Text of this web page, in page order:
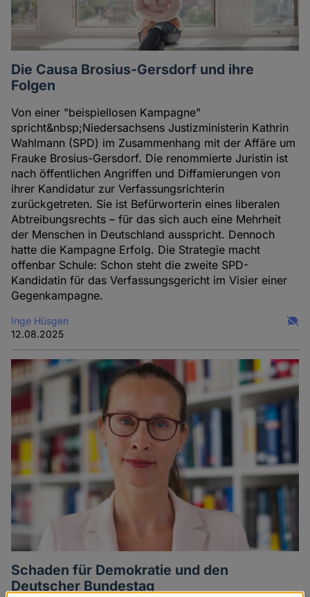
Die Causa Brosius-Gersdorf und ihre
Folgen
Von einer "beispiellosen Kampagne"
spricht&nbsp;Niedersachsens Justizministerin Kathrin
Wahlmann (SPD) im Zusammenhang mit der Affäre um
Frauke Brosius-Gersdorf. Die renommierte Juristin ist
nach öffentlichen Angriffen und Diffamierungen von
ihrer Kandidatur zur Verfassungsrichterin
zurückgetreten. Sie ist Befürworterin eines liberalen
Abtreibungsrechts – für das sich auch eine Mehrheit
der Menschen in Deutschland ausspricht. Dennoch
hatte die Kampagne Erfolg. Die Strategie macht
offenbar Schule: Schon steht die zweite SPD-
Kandidatin für das Verfassungsgericht im Visier einer
Gegenkampagne.
Inge Hüsgen
12.08.2025
Schaden für Demokratie und den
Deutscher Bundestag